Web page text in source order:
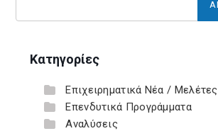
Κατηγορίες
Επιχειρηματικά Νέα / Μελέτες
Επενδυτικά Προγράμματα
Αναλύσεις